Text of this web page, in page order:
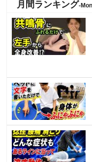
月間ランキング-